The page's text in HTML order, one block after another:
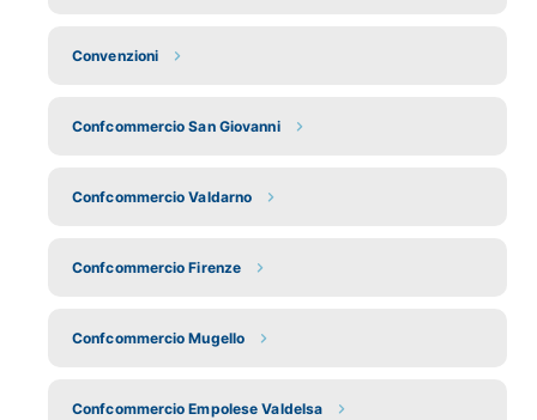
Convenzioni
Confcommercio San Giovanni
Confcommercio Valdarno
Confcommercio Firenze
Confcommercio Mugello
Confcommercio Empolese Valdelsa